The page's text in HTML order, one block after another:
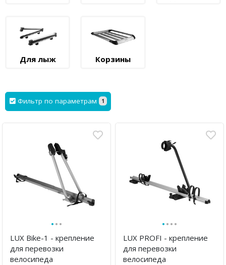
Для лыж Корзины
Фильтр по параметрам 1
···
LUX Bike-1 - крепление
для перевозки
велосипеда
····
LUX PROFI - крепление
для перевозки
велосипеда